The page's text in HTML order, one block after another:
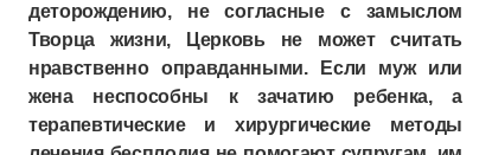
деторождению, не согласные с замыслом
Творца жизни, Церковь не может считать
нравственно оправданными. Если муж или
жена неспособны к зачатию ребенка, а
терапевтические и хирургические методы